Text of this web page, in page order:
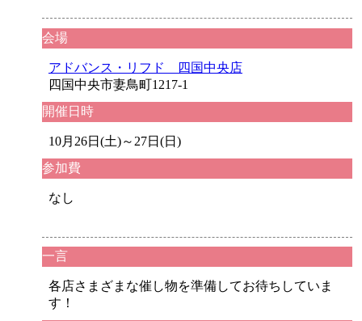
会場
アドバンス・リフド 四国中央店
四国中央市妻鳥町1217-1
開催日時
10月26日(土)～27日(日)
参加費
なし
一言
各店さまざまな催し物を準備してお待ちしていま
す！